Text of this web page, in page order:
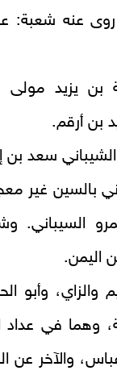
روى عنه شعبة:
بن أرقم.
سعد بن
بالسين غير
اليمن.
وهما في عداد
والآخر عن